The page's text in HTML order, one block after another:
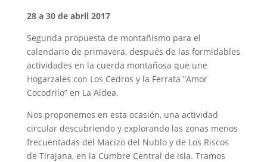
28 a 30 de abril 2017
Segunda propuesta de montañismo para el
calendario de primavera, después de las formidables
actividades en la cuerda montañosa que une
Hogarzales con Los Cedros y la Ferrata ”Amor
Cocodrilo” en La Aldea.
Nos proponemos en esta ocasión, una actividad
circular descubriendo y explorando las zonas menos
frecuentadas del Macizo del Nublo y de Los Riscos
de Tirajana, en la Cumbre Central de isla. Tramos